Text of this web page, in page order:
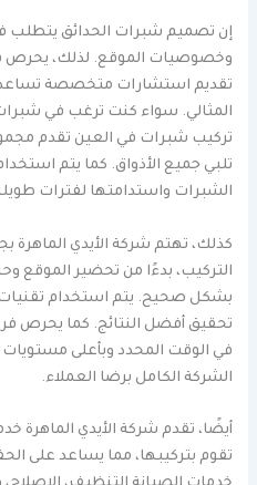
إن تصميم شبرات الحدائق يتطلب
وخصوصيات الموقع. لذلك، يحرص
تقديم استشارات متخصصة تساعد
المثالي. سواء كنت ترغب في
تركيب شبرات في العين تقدم
تلبي جميع الأذواق. كما يتم
الشبرات واستدامتها لفترات
كذلك، تهتم شركة الأيدي الماهرة
التركيب، بدءًا من تحضير الموقع
بشكل صحيح. يتم استخدام
تحقيق أفضل النتائج. كما يحرص
في الوقت المحدد وبأعلى مستويات
الشركة الكامل برضا العملاء.
أيضًا، تقدم شركة الأيدي الماهرة
تقوم بتركيبها، مما يساعد على